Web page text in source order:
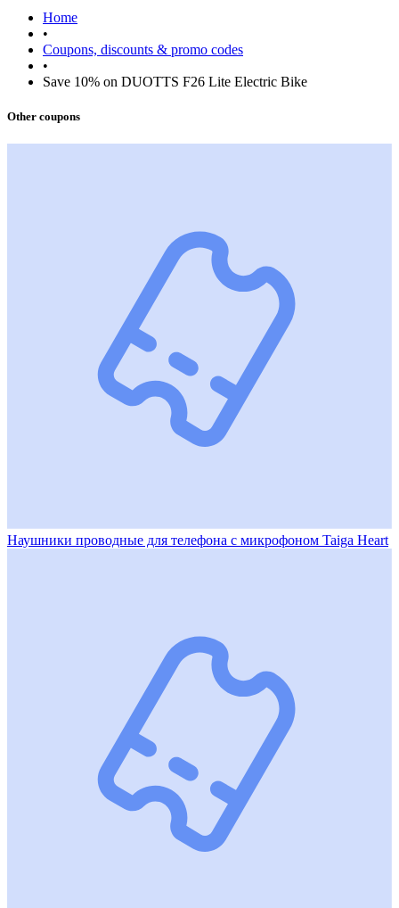
Home
•
Coupons, discounts & promo codes
•
Save 10% on DUOTTS F26 Lite Electric Bike
Other coupons
Наушники проводные для телефона с микрофоном Taiga Heart